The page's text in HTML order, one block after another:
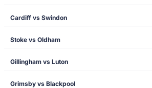
Cardiff vs Swindon
Stoke vs Oldham
Gillingham vs Luton
Grimsby vs Blackpool